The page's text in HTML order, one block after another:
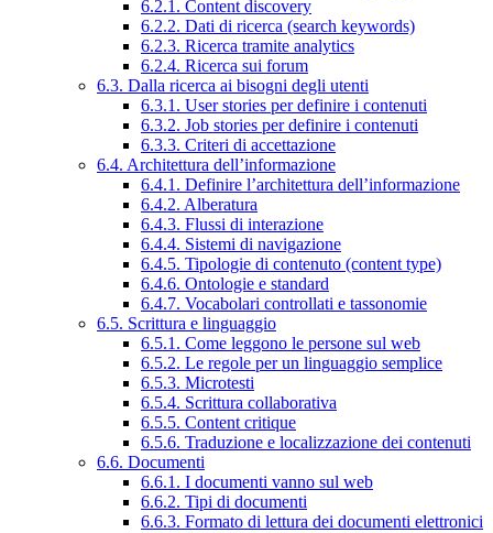
6.2.1. Content discovery
6.2.2. Dati di ricerca (search keywords)
6.2.3. Ricerca tramite analytics
6.2.4. Ricerca sui forum
6.3. Dalla ricerca ai bisogni degli utenti
6.3.1. User stories per definire i contenuti
6.3.2. Job stories per definire i contenuti
6.3.3. Criteri di accettazione
6.4. Architettura dell’informazione
6.4.1. Definire l’architettura dell’informazione
6.4.2. Alberatura
6.4.3. Flussi di interazione
6.4.4. Sistemi di navigazione
6.4.5. Tipologie di contenuto (content type)
6.4.6. Ontologie e standard
6.4.7. Vocabolari controllati e tassonomie
6.5. Scrittura e linguaggio
6.5.1. Come leggono le persone sul web
6.5.2. Le regole per un linguaggio semplice
6.5.3. Microtesti
6.5.4. Scrittura collaborativa
6.5.5. Content critique
6.5.6. Traduzione e localizzazione dei contenuti
6.6. Documenti
6.6.1. I documenti vanno sul web
6.6.2. Tipi di documenti
6.6.3. Formato di lettura dei documenti elettronici